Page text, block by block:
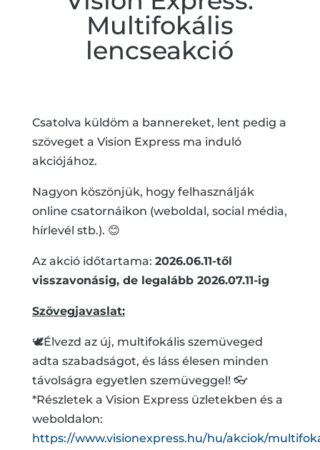
Multifokális
lencseakció
Csatolva küldöm a bannereket, lent pedig a
szöveget a Vision Express ma induló
akciójához.
Nagyon köszönjük, hogy felhasználják
online csatornáikon (weboldal, social média,
hírlevél stb.). 😊
Az akció időtartama: 2026.06.11-től
visszavonásig, de legalább 2026.07.11-ig
Szövegjavaslat:
🕊️Élvezd az új, multifokális szemüveged
adta szabadságot, és láss élesen minden
távolságra egyetlen szemüveggel! 👓
*Részletek a Vision Express üzletekben és a
weboldalon:
https://www.visionexpress.hu/hu/akciok/